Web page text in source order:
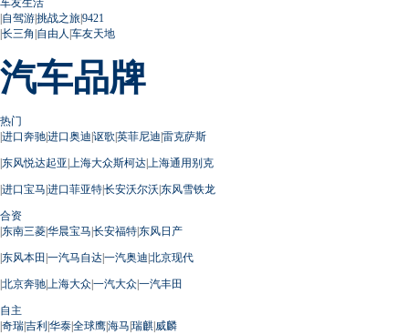
|自驾游|挑战之旅|9421
|长三角 |自由人 |车友天地
汽车品牌
热门
|进口奔驰|进口奥迪|讴歌|英菲尼迪|雷克萨斯
|东风悦达起亚| 上海大众斯柯达| 上海通用别克
|进口宝马|进口菲亚特|长安沃尔沃|东风雪铁龙
合资
|东南三菱|华晨宝马|长安福特|东风日产
|东风本田 |一汽马自达|一汽奥迪|北京现代
|北京奔驰| 上海大众|一汽大众|一汽丰田
自主
|奇瑞|吉利|华泰|全球鹰|海马|瑞麒|威麟